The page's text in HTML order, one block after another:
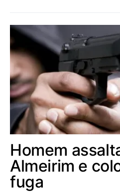
Homem
Almeirim e
fuga